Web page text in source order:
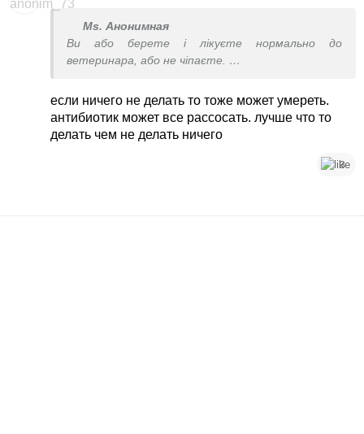
Ms. Анонимная
Ви або берете і лікуєте нормально до
ветеринара, або не чіпаєте.
Кошеня вмре,якщо не пролікувати і не
почистити то все.
Мазькою не обійдеться
если ничего не делать то тоже может умереть.
антибиотик может все рассосать. лучше что то
делать чем не делать ничего
3